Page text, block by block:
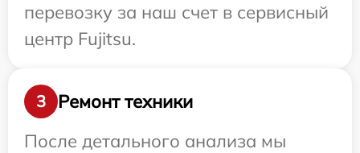
перевозку за наш счет в сервисный
центр Fujitsu.
3
Ремонт техники
После детального анализа мы